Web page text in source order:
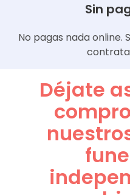
Sin
No pagas nada online.
Déjate